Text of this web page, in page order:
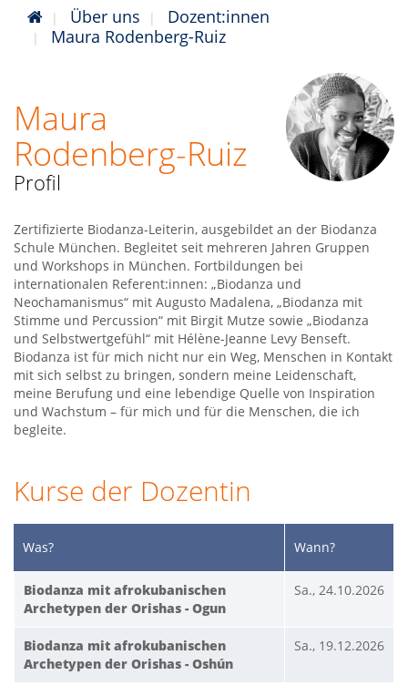
Über uns
Dozent:innen
Maura Rodenberg-Ruiz
Maura
Rodenberg-Ruiz
Profil
Zertifizierte Biodanza-Leiterin, ausgebildet an der Biodanza
Schule München. Begleitet seit mehreren Jahren Gruppen
und Workshops in München. Fortbildungen bei
internationalen Referent:innen: „Biodanza und
Neochamanismus“ mit Augusto Madalena, „Biodanza mit
Stimme und Percussion“ mit Birgit Mutze sowie „Biodanza
und Selbstwertgefühl“ mit Hélène-Jeanne Levy Benseft.
Biodanza ist für mich nicht nur ein Weg, Menschen in Kontakt
mit sich selbst zu bringen, sondern meine Leidenschaft,
meine Berufung und eine lebendige Quelle von Inspiration
und Wachstum – für mich und für die Menschen, die ich
begleite.
Kurse der Dozentin
Was? Wann?
Biodanza mit afrokubanischen
Archetypen der Orishas - Ogun
Sa., 24.10.2026
Biodanza mit afrokubanischen
Archetypen der Orishas - Oshún
Sa., 19.12.2026